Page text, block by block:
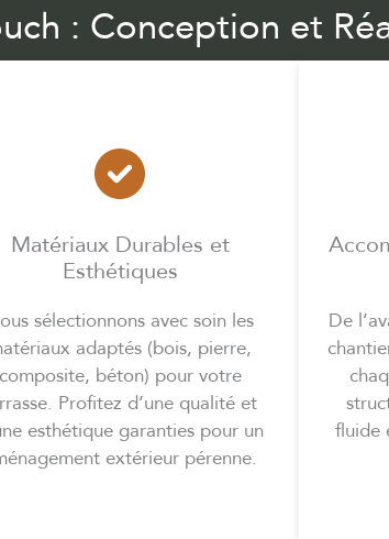
: Conception et
Matériaux Durables et
Esthétiques
sélectionnons avec soin les
adaptés (bois, pierre,
composite, béton) pour votre
Profitez d’une qualité et
esthétique garanties pour un
extérieur pérenne.
De
fluide